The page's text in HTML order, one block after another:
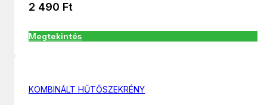
2 490 Ft
Megtekintés
KOMBINÁLT HŰTŐSZEKRÉNY